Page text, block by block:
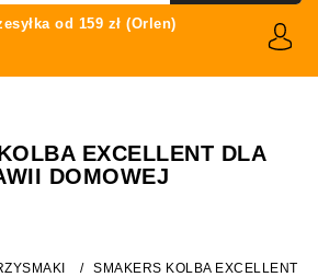
EXCELLENT DLA
DOMOWEJ
/ SMAKERS KOLBA EXCELLENT